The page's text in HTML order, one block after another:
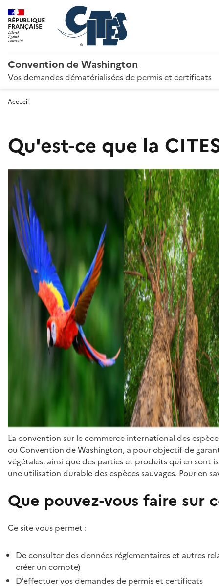
RÉPUBLIQUE
FRANÇAISE
Convention de Washington
Vos demandes dématérialisées de permis et certificats
Accueil
Qu'est-ce que la
La convention sur le commerce international des
ou Convention de Washington, a pour objectif de
végétales, ainsi que des parties et produits qui en sont
une utilisation durable des espèces sauvages. Pour en
Que pouvez-vous faire sur
Ce site vous permet :
De consulter des données réglementaires et autres
créer un compte)
D'effectuer vos demandes de permis et certificats